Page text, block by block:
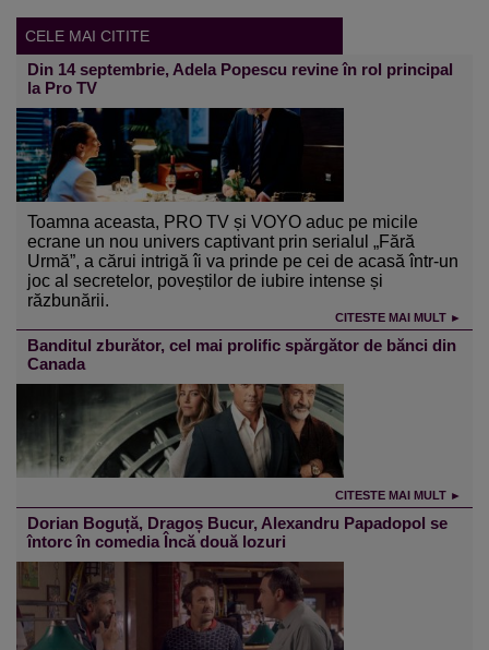
CELE MAI CITITE
Din 14 septembrie, Adela Popescu revine în rol principal
la Pro TV
Toamna aceasta, PRO TV și VOYO aduc pe micile
ecrane un nou univers captivant prin serialul „Fără
Urmă”, a cărui intrigă îi va prinde pe cei de acasă într-un
joc al secretelor, poveștilor de iubire intense și
răzbunării.
CITESTE MAI MULT ►
Banditul zburător, cel mai prolific spărgător de bănci din
Canada
CITESTE MAI MULT ►
Dorian Boguță, Dragoș Bucur, Alexandru Papadopol se
întorc în comedia Încă două lozuri